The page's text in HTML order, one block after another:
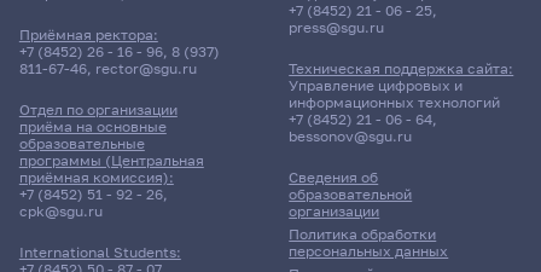
Приёмная ректора:
+7 (8452) 26 - 16 - 96, 8 (937)
811-67-46, rector@sgu.ru
Отдел по организации
приёма на основные
образовательные
программы (Центральная
приёмная комиссия):
+7 (8452) 51 - 92 - 26,
cpk@sgu.ru
International Students:
+7 (8452) 50 - 87 - 07,
Сведения об
образовательной
организации
Политика обработки
персональных данных
+7 (8452) 21 - 06 - 25,
press@sgu.ru
Техническая поддержка сайта:
Управление цифровых и
информационных технологий
+7 (8452) 21 - 06 - 64,
bessonov@sgu.ru